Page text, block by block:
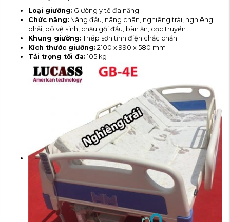
Loại giường: Giường y tế đa năng
Chức năng: Nâng đầu, nâng chân, nghiêng trái, nghiêng
phải, bô vệ sinh, chậu gội đầu, bàn ăn, cọc truyền
Khung giường: Thép sơn tĩnh điện chắc chắn
Kích thước giường: 2100 x 990 x 580 mm
Tải trọng tối đa: 105 kg